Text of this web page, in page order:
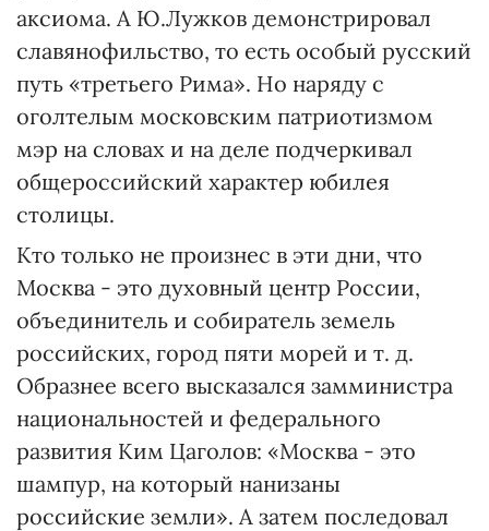
аксиома. А Ю.Лужков демонстрировал
славянофильство, то есть особый русский
путь «третьего Рима». Но наряду с
оголтелым московским патриотизмом
мэр на словах и на деле подчеркивал
общероссийский характер юбилея
столицы.
Кто только не произнес в эти дни, что
Москва - это духовный центр России,
объединитель и собиратель земель
российских, город пяти морей и т. д.
Образнее всего высказался замминистра
национальностей и федерального
развития Ким Цаголов: «Москва - это
шампур, на который нанизаны
российские земли». А затем последовал